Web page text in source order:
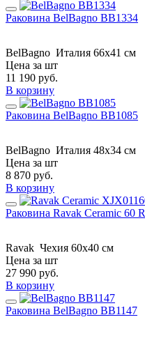
Раковина BelBagno BB1334
BelBagno Италия 66x41 см
Цена за шт
11 190 руб.
В корзину
Раковина BelBagno BB1085
BelBagno Италия 48x34 см
Цена за шт
8 870 руб.
В корзину
Раковина Ravak Ceramic 60 R
Ravak Чехия 60x40 см
Цена за шт
27 990 руб.
В корзину
Раковина BelBagno BB1147